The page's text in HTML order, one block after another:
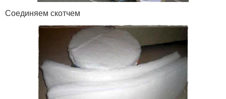
Соединяем скотчем